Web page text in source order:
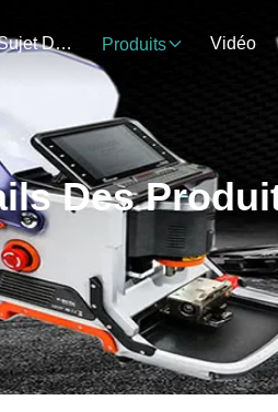
Au Sujet De Nous Produits Vidéo
Des